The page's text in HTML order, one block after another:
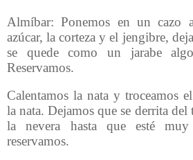
Almíbar: Ponemos en un cazo
azúcar, la corteza y el jengibre,
se quede como un jarabe
Reservamos.
Calentamos la nata y troceamos
la nata. Dejamos que se derrita
la nevera hasta que esté
reservamos.